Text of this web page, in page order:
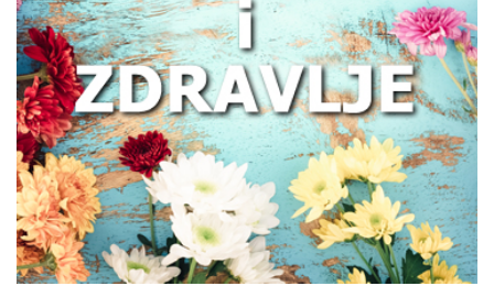
Zašto žene treba da obrate pažnju na
zdravlje creva
Kako prepoznati trenutak kada vam je
potreban prečišćivač vazduha?